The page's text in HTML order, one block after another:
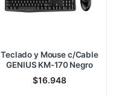
Teclado y Mouse c/Cable
GENIUS KM-170 Negro
$16.948